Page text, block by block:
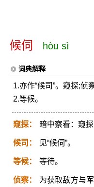
候伺 hòu sì
词典解释
1.亦作“候司”。窥探;侦察
2.等候。
窥探： 暗中察看：窥探
候司： 见“候伺”。
等候： 等待。
侦察：
为获取敌方与